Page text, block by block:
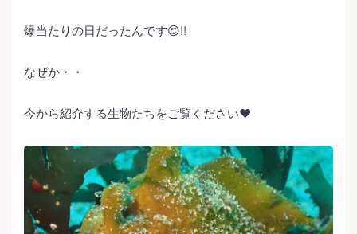
爆当たりの日だったんです😍‼️
なぜか・・
今から紹介する生物たちをご覧ください❤️